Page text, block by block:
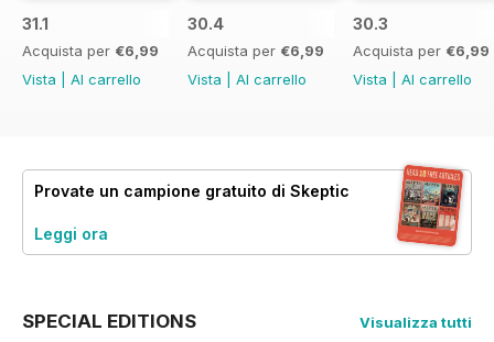
31.1
Acquista per €6,99
Vista
Al carrello
30.4
Acquista per €6,99
Vista
Al carrello
30.3
Acquista per €6,99
Vista
Al carrello
Provate un campione gratuito di Skeptic
Leggi ora
SPECIAL EDITIONS Visualizza tutti